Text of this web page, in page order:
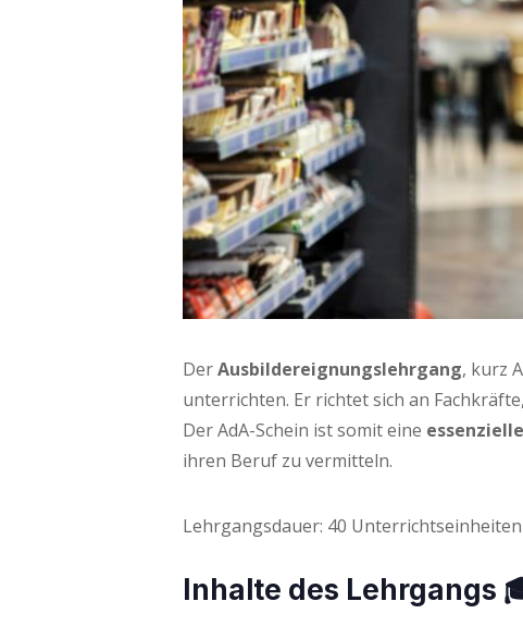
DerAus­bil­der­eig­nungs­lehr­gang, kurz
unter­rich­ten. Er rich­tet sich an
Der AdA-Schein ist somit eine
ihren Beruf zu vermitteln.
Lehr­gangs­dau­er: 40
Inhal­te des Lehrgangs